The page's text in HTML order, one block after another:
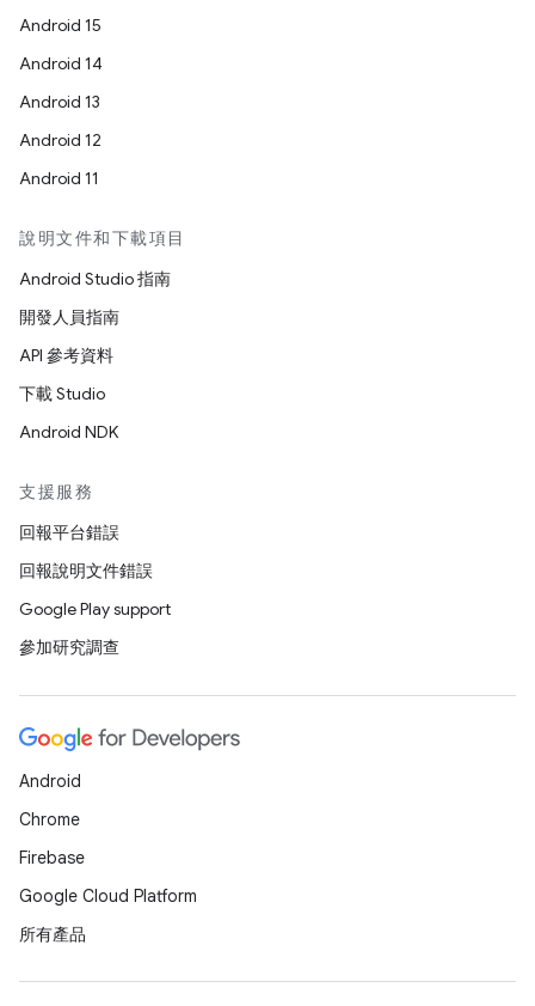
Android 15
Android 14
Android 13
Android 12
Android 11
說明文件和下載項目
Android Studio 指南
開發人員指南
API 參考資料
下載 Studio
Android NDK
支援服務
回報平台錯誤
回報說明文件錯誤
Google Play support
參加研究調查
Android
Chrome
Firebase
Google Cloud Platform
所有產品